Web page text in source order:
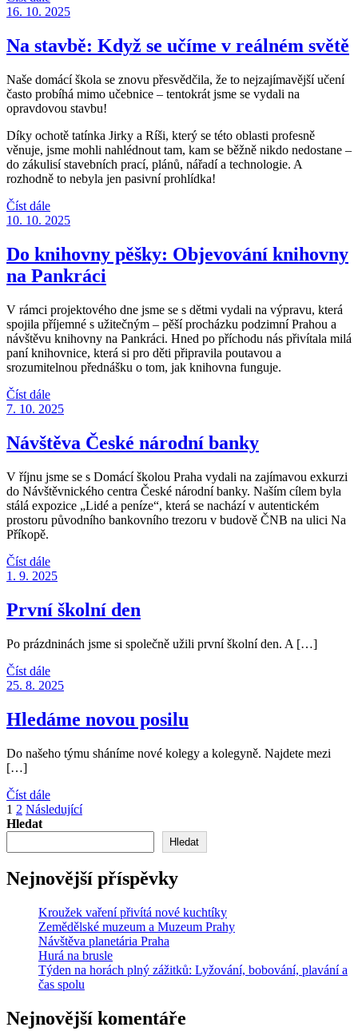
16. 10. 2025
Na stavbě: Když se učíme v reálném světě
Naše domácí škola se znovu přesvědčila, že to nejzajímavější učení
často probíhá mimo učebnice – tentokrát jsme se vydali na
opravdovou stavbu!
Díky ochotě tatínka Jirky a Ríši, který se této oblasti profesně
věnuje, jsme mohli nahlédnout tam, kam se běžně nikdo nedostane –
do zákulisí stavebních prací, plánů, nářadí a technologie. A
rozhodně to nebyla jen pasivní prohlídka!
Číst dále
10. 10. 2025
Do knihovny pěšky: Objevování knihovny
na Pankráci
V rámci projektového dne jsme se s dětmi vydali na výpravu, která
spojila příjemné s užitečným – pěší procházku podzimní Prahou a
návštěvu knihovny na Pankráci. Hned po příchodu nás přivítala milá
paní knihovnice, která si pro děti připravila poutavou a
srozumitelnou přednášku o tom, jak knihovna funguje.
Číst dále
7. 10. 2025
Návštěva České národní banky
V říjnu jsme se s Domácí školou Praha vydali na zajímavou exkurzi
do Návštěvnického centra České národní banky. Naším cílem byla
stálá expozice „Lidé a peníze“, která se nachází v autentickém
prostoru původního bankovního trezoru v budově ČNB na ulici Na
Příkopě.
Číst dále
1. 9. 2025
První školní den
Po prázdninách jsme si společně užili první školní den. A […]
Číst dále
25. 8. 2025
Hledáme novou posilu
Do našeho týmu sháníme nové kolegy a kolegyně. Najdete mezi
[…]
Číst dále
Stránkování
příspěvků
1 2 Následující
Hledat
Hledat
Nejnovější příspěvky
Kroužek vaření přivítá nové kuchtíky
Zemědělské muzeum a Muzeum Prahy
Návštěva planetária Praha
Hurá na brusle
Týden na horách plný zážitků: Lyžování, bobování, plavání a
čas spolu
Nejnovější komentáře